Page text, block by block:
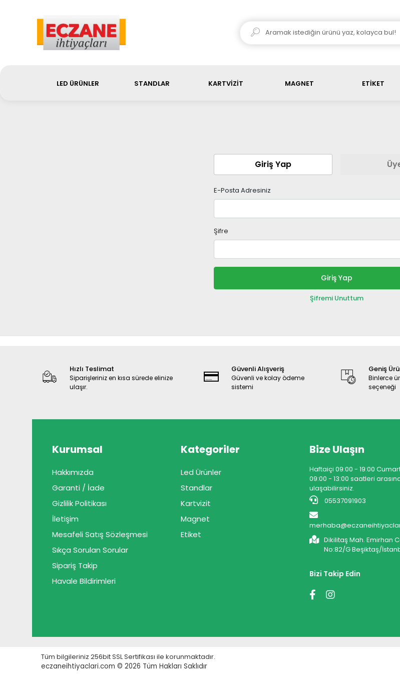
LED ÜRÜNLER STANDLAR KARTVİZİT MAGNET ETİKET
Giriş Yap
E-Posta Adresiniz
Şifre
Giriş Yap
Şifremi Unuttum
Hızlı Teslimat
Siparişleriniz en kısa sürede elinize
ulaşır.
Güvenli Alışveriş
Güvenli ve kolay ödeme
sistemi
Geniş
Binlerce
seçeneği
Kurumsal
Hakkımızda
Garanti / İade
Gizlilik Politikası
İletişim
Mesafeli Satış Sözleşmesi
Sıkça Sorulan Sorular
Sipariş Takip
Havale Bildirimleri
Kategoriler
Led Ürünler
Standlar
Kartvizit
Magnet
Etiket
Bize Ulaşın
Haftaiçi 09:00 - 19:00
09:00 - 13:00 saatleri
ulaşabilirsiniz.
05537091903
Dikilitaş Mah. Emirhan
No:82/G Beşiktaş/
Bizi Takip Edin
Tüm bilgileriniz 256bit SSL Sertifikası ile korunmaktadır.
eczaneihtiyaclari.com © 2026 Tüm Hakları Saklıdır